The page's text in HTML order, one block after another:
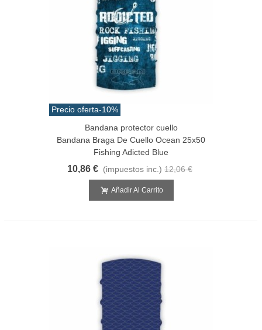
Precio oferta-10%
Bandana protector cuello
Bandana Braga De Cuello Ocean 25x50
Fishing Adicted Blue
10,86 € (impuestos inc.) 12,06 €
Añadir Al Carrito